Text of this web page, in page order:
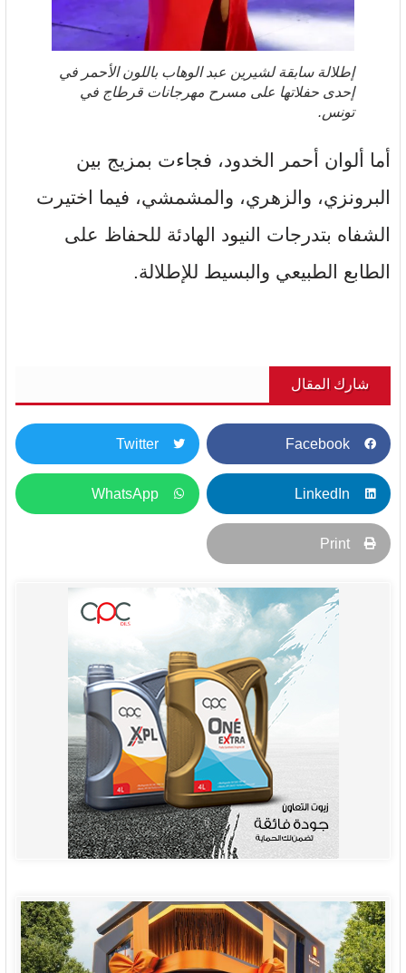
إطلالة سابقة لشيرين عبد الوهاب باللون الأحمر في
إحدى حفلاتها على مسرح مهرجانات قرطاج في
تونس.
أما ألوان أحمر الخدود، فجاءت بمزيج بين
البرونزي، والزهري، والمشمشي، فيما اختيرت
الشفاه بتدرجات النيود الهادئة للحفاظ على
الطابع الطبيعي والبسيط للإطلالة.
شارك المقال
Facebook
Twitter
LinkedIn
WhatsApp
Print